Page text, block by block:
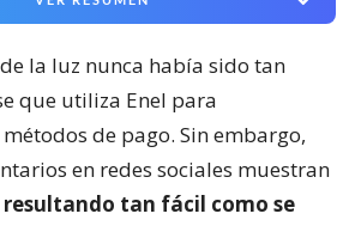
la luz nunca había sido tan
que utiliza Enel para
de pago. Sin embargo,
en redes sociales muestran
resultando tan fácil como se